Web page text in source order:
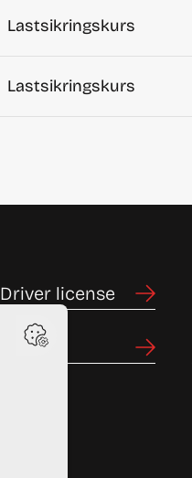
Lastsikringskurs
Lastsikringskurs
Driver license
Prices